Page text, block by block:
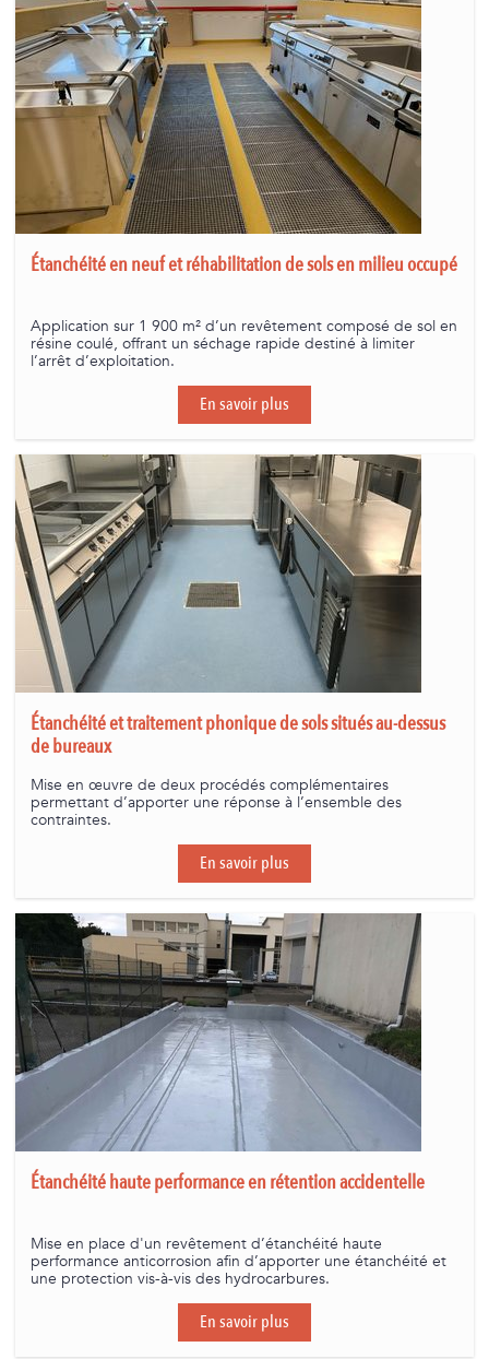
Étanchéité en neuf et réhabilitation de sols en milieu occupé
Application sur 1 900 m² d’un revêtement composé de sol en
résine coulé, offrant un séchage rapide destiné à limiter
l’arrêt d’exploitation.
En savoir plus
Étanchéité et traitement phonique de sols situés au-dessus
de bureaux
Mise en œuvre de deux procédés complémentaires
permettant d’apporter une réponse à l’ensemble des
contraintes.
En savoir plus
Étanchéité haute performance en rétention accidentelle
Mise en place d'un revêtement d’étanchéité haute
performance anticorrosion afin d’apporter une étanchéité et
une protection vis-à-vis des hydrocarbures.
En savoir plus